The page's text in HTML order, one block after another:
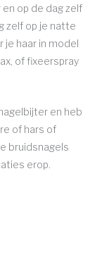
op de dag zelf
zelf op je natte
je haar in model
of fixeerspray
en heb
of hars of
bruidsnagels
erop.